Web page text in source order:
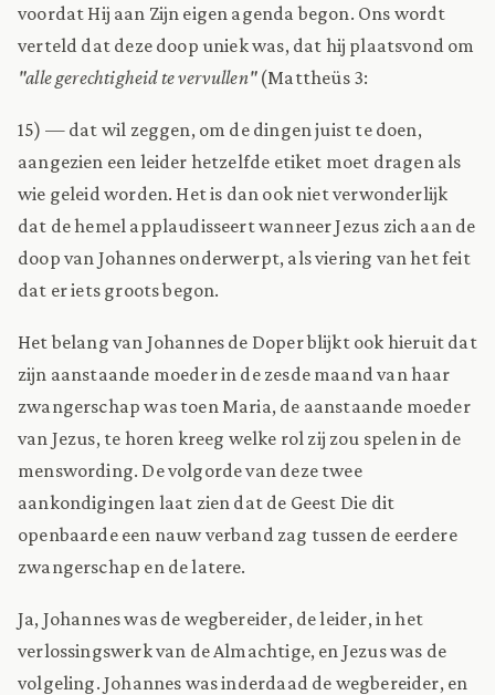
voordat Hij aan Zijn eigen agenda begon. Ons wordt
verteld dat deze doop uniek was, dat hij plaatsvond om
"alle gerechtigheid te vervullen"(Mattheüs 3:
15) — dat wil zeggen, om de dingen juist te doen,
aangezien een leider hetzelfde etiket moet dragen als
wie geleid worden. Het is dan ook niet verwonderlijk
dat de hemel applaudisseert wanneer Jezus zich aan de
doop van Johannes onderwerpt, als viering van het feit
dat er iets groots begon.
Het belang van Johannes de Doper blijkt ook hieruit dat
zijn aanstaande moeder in de zesde maand van haar
zwangerschap was toen Maria, de aanstaande moeder
van Jezus, te horen kreeg welke rol zij zou spelen in de
menswording. De volgorde van deze twee
aankondigingen laat zien dat de Geest Die dit
openbaarde een nauw verband zag tussen de eerdere
zwangerschap en de latere.
Ja, Johannes was de wegbereider, de leider, in het
verlossingswerk van de Almachtige, en Jezus was de
volgeling. Johannes was inderdaad de wegbereider, en